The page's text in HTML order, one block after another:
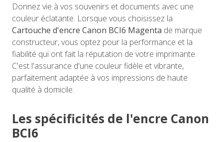
Donnez vie à vos souvenirs et documents avec une
couleur éclatante. Lorsque vous choisissez la
Cartouche d'encre Canon BCI6 Magenta de marque
constructeur, vous optez pour la performance et la
fiabilité qui ont fait la réputation de votre imprimante.
C'est l'assurance d'une couleur fidèle et vibrante,
parfaitement adaptée à vos impressions de haute
qualité à domicile.
Les spécificités de l'encre Canon
BCI6